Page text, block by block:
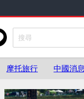
摩托旅行 中國消息